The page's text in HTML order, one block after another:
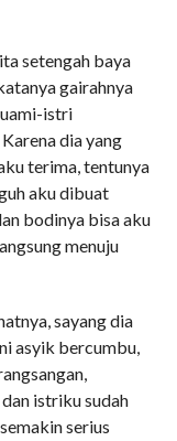
setengah baya
gairahnya
istri
dia yang
terima, tentunya
aku dibuat
bodinya bisa aku
menuju
sayang dia
asyik bercumbu,
istriku sudah
serius